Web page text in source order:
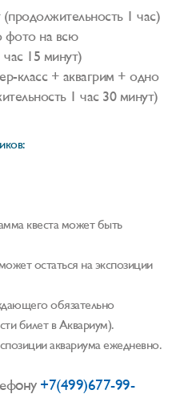
1 час)
фото на всю
15 минут)
класс + аквагрим + одно
1 час 30 минут)
квеста может быть
остаться на экспозиции
обязательно
билет в Аквариум).
аквариума ежедневно.
+7(499)677-99-